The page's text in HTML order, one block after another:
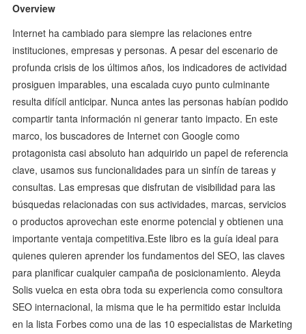
Overview
Internet ha cambiado para siempre las relaciones entre
instituciones, empresas y personas. A pesar del escenario de
profunda crisis de los últimos años, los indicadores de actividad
prosiguen imparables, una escalada cuyo punto culminante
resulta difícil anticipar. Nunca antes las personas habían podido
compartir tanta información ni generar tanto impacto. En este
marco, los buscadores de Internet con Google como
protagonista casi absoluto han adquirido un papel de referencia
clave, usamos sus funcionalidades para un sinfín de tareas y
consultas. Las empresas que disfrutan de visibilidad para las
búsquedas relacionadas con sus actividades, marcas, servicios
o productos aprovechan este enorme potencial y obtienen una
importante ventaja competitiva.Este libro es la guía ideal para
quienes quieren aprender los fundamentos del SEO, las claves
para planificar cualquier campaña de posicionamiento. Aleyda
Solis vuelca en esta obra toda su experiencia como consultora
SEO internacional, la misma que le ha permitido estar incluida
en la lista Forbes como una de las 10 especialistas de Marketing